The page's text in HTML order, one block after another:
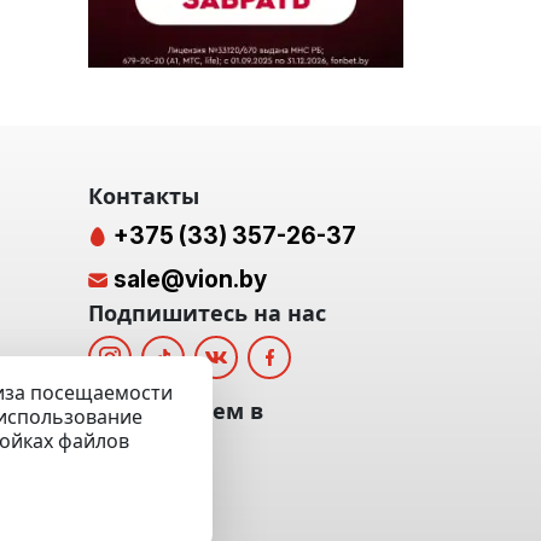
посещаемости
файлов
Контакты
+375 (33) 357-26-37
sale@vion.by
Подпишитесь на нас
Мы отвечаем в